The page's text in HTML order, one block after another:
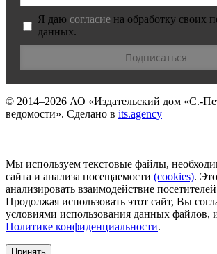
Я даю согласие на обработку своих
данных.
© 2014–2026 АО «Издательский дом «С.-
ведомости». Сделано в its.agency
Мы используем текстовые файлы,
сайта и анализа посещаемости (сookies).
анализировать взаимодействие
Продолжая использовать этот сайт, Вы
условиями использования данных файлов,
Политике конфиденциальности.
Принять